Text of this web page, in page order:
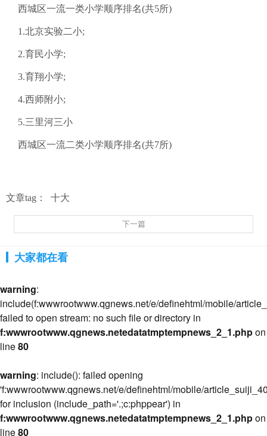
西城区一流一类小学顺序排名(共5所)
1.北京实验二小;
2.育民小学;
3.育翔小学;
4.西师附小;
5.三里河三小
西城区一流二类小学顺序排名(共7所)
文章tag： 十大
下一篇
大家都在看
warning:
include(f:wwwrootwww.qgnews.net/e/definehtml/mobile/
failed to open stream: no such file or directory in
f:wwwrootwww.qgnews.netedatatmptempnews_2_1.phpon
line80
warning: include(): failed opening
'f:wwwrootwww.qgnews.net/e/definehtml/mobile/
for inclusion (include_path='.;c:phppear') in
f:wwwrootwww.qgnews.netedatatmptempnews_2_1.phpon
line80